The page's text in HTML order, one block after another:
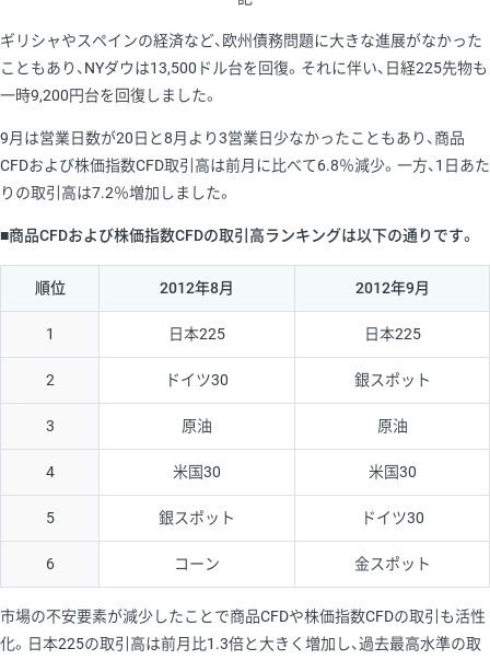
ギリシャやスペインの経済など、欧州債務問題に大きな進展がなかった
こともあり、NYダウは13,500ドル台を回復。それに伴い、日経225先物も
一時9,200円台を回復しました。
9月は営業日数が20日と8月より3営業日少なかったこともあり、商品
CFDおよび株価指数CFD取引高は前月に比べて6.8％減少。一方、1日あた
りの取引高は7.2％増加しました。
■商品CFDおよび株価指数CFDの取引高ランキングは以下の通りです。
順位 2012年8月 2012年9月
1 日本225 日本225
2 ドイツ30 銀スポット
3 原油 原油
4 米国30 米国30
5 銀スポット ドイツ30
6 コーン 金スポット
市場の不安要素が減少したことで商品CFDや株価指数CFDの取引も活性
化。日本225の取引高は前月比1.3倍と大きく増加し、過去最高水準の取